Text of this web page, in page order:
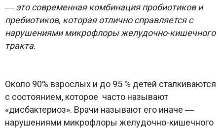
― это современная комбинация пробиотиков и
пребиотиков, которая отлично справляется с
нарушениями микрофлоры желудочно-кишечного
тракта.
Около 90% взрослых и до 95 % детей сталкиваются
с состоянием, которое часто называют
«дисбактериоз». Врачи называют его иначе ―
нарушениями микрофлоры желудочно-кишечного